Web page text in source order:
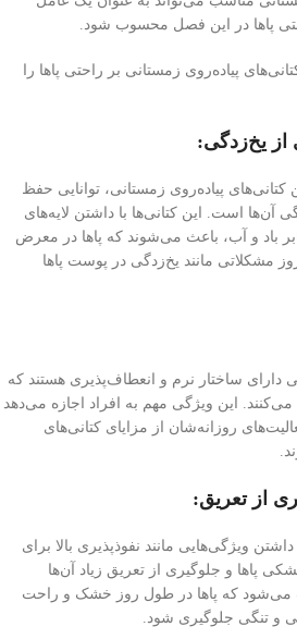
پاها در این فصل محسوب شود.
پیاده‌روی زمستانی بر راحتی پاها را
از یخ‌زدگی:
پیاده‌روی زمستانی، توانایی حفظ
آن‌ها است. این کتانی‌ها با داشتن لایه‌های
باد و آب، باعث می‌شوند که پاها در معرض
مشکلاتی مانند یخ‌زدگی در پوست پاها
دارای ساختار نرم و انعطاف‌پذیری هستند که
این ویژگی مهم به افراد اجازه می‌دهد
روزانه‌شان از مزایای کتانی‌های
ویژگی‌هایی مانند نفوذپذیری بالا برای
پاها و جلوگیری از تعریق زیاد آن‌ها
می‌شود که پاها در طول روز خشک و راحت
و تنگی جلوگیری شود.